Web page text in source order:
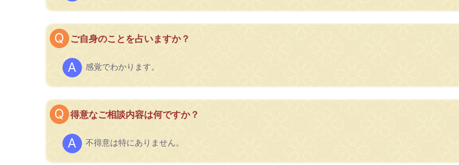
ご自身のことを占いますか？
感覚でわかります。
得意なご相談内容は何ですか？
不得意は特にありません。